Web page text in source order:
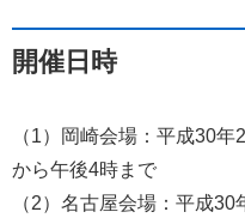
開催日時
（1）岡崎会場：平成30
から午後4時まで
（2）名古屋会場：平成